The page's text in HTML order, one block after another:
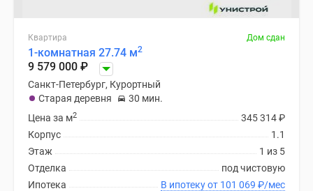
Квартира Дом сдан
1-комнатная 27.74 м2
9 579 000 ₽
Санкт-Петербург, Курортный
Старая деревня
30 мин.
345 314₽
Цена за м2
1.1
Корпус
1 из 5
Этаж
под чистовую
Отделка
В ипотеку от 101 069 ₽/мес
Ипотека